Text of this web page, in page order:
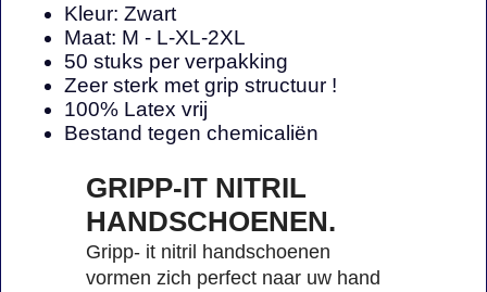
Kleur: Zwart
Maat: M - L-XL-2XL
50 stuks per verpakking
Zeer sterk met grip structuur !
100% Latex vrij
Bestand tegen chemicaliën
GRIPP-IT NITRIL
HANDSCHOENEN.
Gripp- it nitril handschoenen
vormen zich perfect naar uw hand